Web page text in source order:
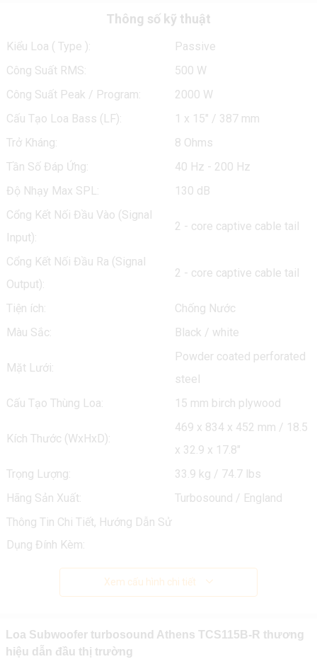
Thông số kỹ thuật
Kiểu Loa ( Type ):
Passive
Công Suất RMS:
500 W
Công Suất Peak / Program:
2000 W
Cấu Tạo Loa Bass (LF):
1 x 15" / 387 mm
Trở Kháng:
8 Ohms
Tần Số Đáp Ứng:
40 Hz - 200 Hz
Độ Nhạy Max SPL:
130 dB
Cổng Kết Nối Đầu Vào (Signal
Input):
2 - core captive cable tail
Cổng Kết Nối Đầu Ra (Signal
Output):
2 - core captive cable tail
Tiện ích:
Chống Nước
Màu Sắc:
Black / white
Mặt Lưới:
Powder coated perforated
steel
Cấu Tạo Thùng Loa:
15 mm birch plywood
Kích Thước (WxHxD):
469 x 834 x 452 mm / 18.5
x 32.9 x 17.8"
Trọng Lượng:
33.9 kg / 74.7 lbs
Hãng Sản Xuất:
Turbosound / England
Thông Tin Chi Tiết, Hướng Dẫn Sử
Dụng Đính Kèm:
Xem cấu hình chi tiết
Loa Subwoofer turbosound Athens TCS115B-R thương
hiệu dẫn đầu thị trường